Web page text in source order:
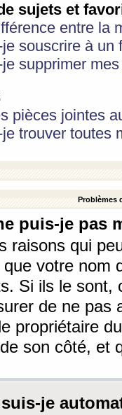
sujets et
entre la
souscrire à
supprimer
pièces jointes
trouver toutes
Problèmes
puis-je pas
raisons qui
votre nom
Si ils le sont,
de ne pas
propriétaire
son côté, et
je